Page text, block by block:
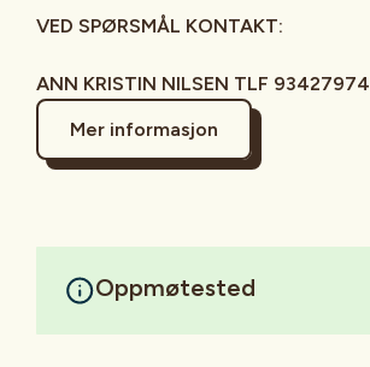
VED SPØRSMÅL KONTAKT:
ANN KRISTIN NILSEN TLF 93427974
Mer informasjon
Oppmøtested